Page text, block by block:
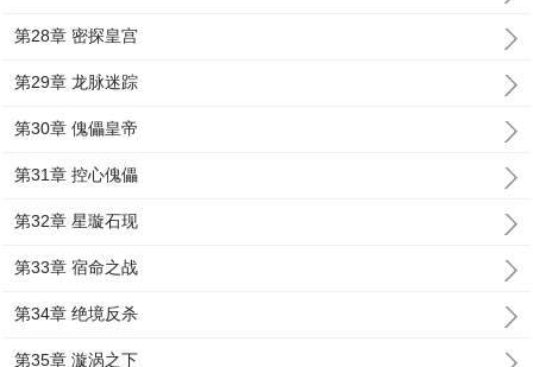
第28章 密探皇宫
第29章 龙脉迷踪
第30章 傀儡皇帝
第31章 控心傀儡
第32章 星璇石现
第33章 宿命之战
第34章 绝境反杀
第35章 漩涡之下